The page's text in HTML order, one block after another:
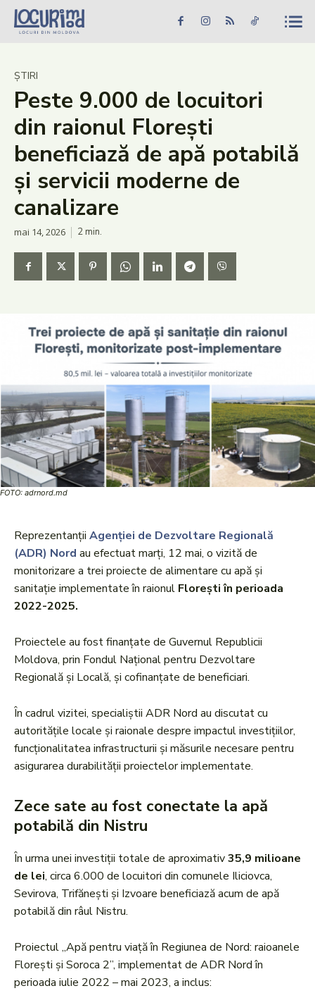
Caută în site... Căutare
Știri
Evenimente
Dezvoltare rurală
Turism
Vinării
Patrimoniu
Produs Acasă
ȘTIRI
Peste 9.000 de locuitori
din raionul Florești
beneficiază de apă potabilă
și servicii moderne de
canalizare
mai 14, 2026 2min.
FOTO: adrnord.md
Reprezentanții Agenției de Dezvoltare Regională
(ADR) Nord au efectuat marți, 12 mai, o vizită de
monitorizare a trei proiecte de alimentare cu apă și
sanitație implementate în raionul Florești în perioada
2022-2025.
Proiectele au fost finanțate de Guvernul Republicii
Moldova, prin Fondul Național pentru Dezvoltare
Regională și Locală, și cofinanțate de beneficiari.
În cadrul vizitei, specialiștii ADR Nord au discutat cu
autoritățile locale și raionale despre impactul investițiilor,
funcționalitatea infrastructurii și măsurile necesare pentru
asigurarea durabilității proiectelor implementate.
Zece sate au fost conectate la apă
potabilă din Nistru
În urma unei investiții totale de aproximativ35,9 milioane
de lei, circa 6.000 de locuitori din comunele Iliciovca,
Sevirova, Trifănești și Izvoare beneficiază acum de apă
potabilă din râul Nistru.
Proiectul „Apă pentru viață în Regiunea de Nord: raioanele
Florești și Soroca 2”, implementat de ADR Nord în
perioada iulie 2022 – mai 2023, a inclus: